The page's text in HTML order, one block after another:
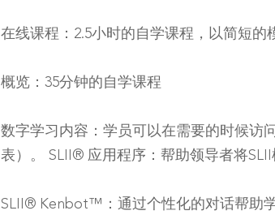
在线课程：2.5小时的自学课程，以简短
概览：35分钟的自学课程
数字学习内容：学员可以在需要的时候访
表）。 SLII® 应用程序：帮助领导者将
SLII® Kenbot™：通过个性化的对话帮助